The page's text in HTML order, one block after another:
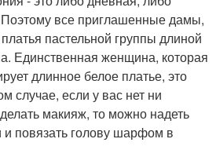
все приглашенные дамы,
пастельной группы длиной
Единственная женщина, которая
длинное белое платье, это
случае, если у вас нет ни
макияж, то можно надеть
повязать голову шарфом в